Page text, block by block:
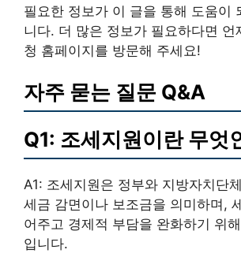
필요한 정보가 이 글을 통해 도움이
니다. 더 많은 정보가 필요하다면 언
청 홈페이지를 방문해 주세요!
자주 묻는 질문 Q&A
Q1: 조세지원이란 무엇
A1: 조세지원은 정부와 지방자치단
세금 감면이나 보조금을 의미하며,
어주고 경제적 부담을 완화하기 위
입니다.